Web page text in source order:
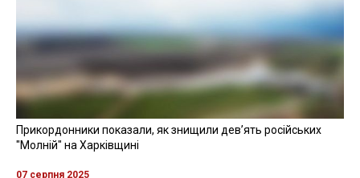
Прикордонники показали, як знищили девʼять російських
"Молній" на Харківщині
07 серпня 2025